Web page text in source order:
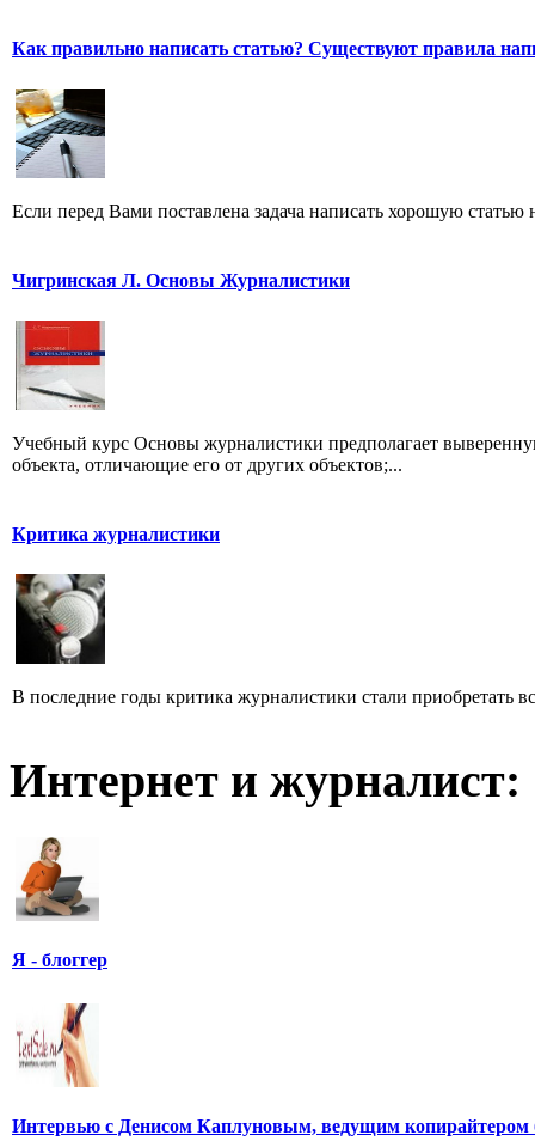
Как правильно написать статью? Существуют правила
Если перед Вами поставлена задача написать хорошую
Чигринская Л. Основы Журналистики
Учебный курс Основы журналистики предполагает
объекта, отличающие его от других объектов;...
Критика журналистики
В последние годы критика журналистики стали приобретать
Интернет и журналист:
Я - блоггер
Интервью с Денисом Каплуновым, ведущим копирайтером